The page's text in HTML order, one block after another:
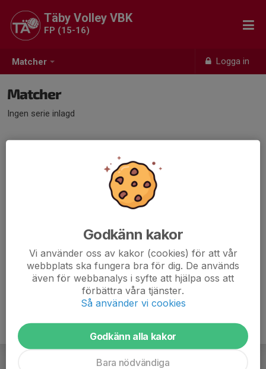
Matcher Logga in
Täby Volley VBK
FP (15-16)
Matcher
Ingen serie inlagd
Godkänn kakor
Vi använder oss av kakor (cookies) för att vår
webbplats ska fungera bra för dig. De används
även för webbanalys i syfte att hjälpa oss att
förbättra våra tjänster.
Så använder vi cookies
Godkänn alla kakor
Bara nödvändiga